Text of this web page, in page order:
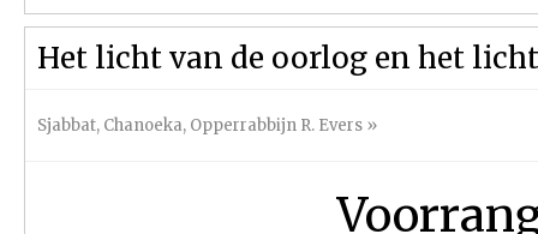
Het licht van de oorlog en het
Sjabbat, Chanoeka, Opperrabbijn R. Evers »